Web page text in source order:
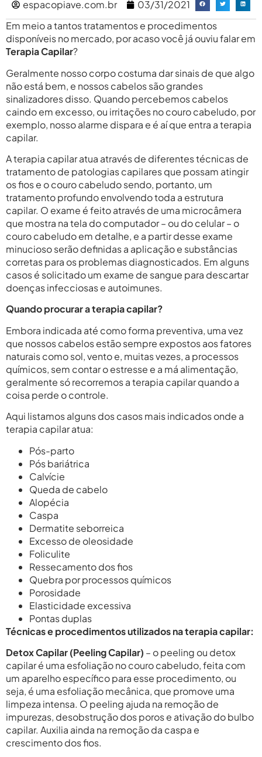
espacopiave.com.br
03/31/2021
Em meio a tantos tratamentos e procedimentos
disponíveis no mercado, por acaso você já ouviu falar em
Terapia Capilar?
Geralmente nosso corpo costuma dar sinais de que algo
não está bem, e nossos cabelos são grandes
sinalizadores disso. Quando percebemos cabelos
caindo em excesso, ou irritações no couro cabeludo, por
exemplo, nosso alarme dispara e é aí que entra a terapia
capilar.
A terapia capilar atua através de diferentes técnicas de
tratamento de patologias capilares que possam atingir
os fios e o couro cabeludo sendo, portanto, um
tratamento profundo envolvendo toda a estrutura
capilar. O exame é feito através de uma microcâmera
que mostra na tela do computador – ou do celular – o
couro cabeludo em detalhe, e a partir desse exame
minucioso serão definidas a aplicação e substâncias
corretas para os problemas diagnosticados. Em alguns
casos é solicitado um exame de sangue para descartar
doenças infecciosas e autoimunes.
Quando procurar a terapia capilar?
Embora indicada até como forma preventiva, uma vez
que nossos cabelos estão sempre expostos aos fatores
naturais como sol, vento e, muitas vezes, a processos
químicos, sem contar o estresse e a má alimentação,
geralmente só recorremos a terapia capilar quando a
coisa perde o controle.
Aqui listamos alguns dos casos mais indicados onde a
terapia capilar atua:
Pós-parto
Pós bariátrica
Calvície
Queda de cabelo
Alopécia
Caspa
Dermatite seborreica
Excesso de oleosidade
Foliculite
Ressecamento dos fios
Quebra por processos químicos
Porosidade
Elasticidade excessiva
Pontas duplas
Técnicas e procedimentos utilizados na terapia capilar:
Detox Capilar (Peeling Capilar) – o peeling ou detox
capilar é uma esfoliação no couro cabeludo, feita com
um aparelho específico para esse procedimento, ou
seja, é uma esfoliação mecânica, que promove uma
limpeza intensa. O peeling ajuda na remoção de
impurezas, desobstrução dos poros e ativação do bulbo
capilar. Auxilia ainda na remoção da caspa e
crescimento dos fios.